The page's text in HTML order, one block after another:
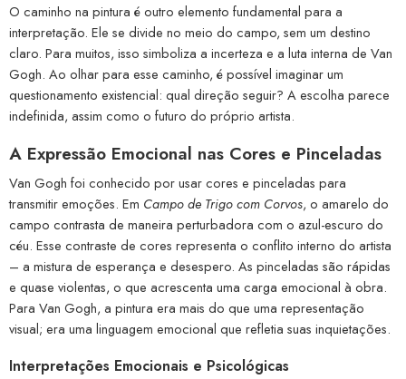
O caminho na pintura é outro elemento fundamental para a
interpretação. Ele se divide no meio do campo, sem um destino
claro. Para muitos, isso simboliza a incerteza e a luta interna de Van
Gogh. Ao olhar para esse caminho, é possível imaginar um
questionamento existencial: qual direção seguir? A escolha parece
indefinida, assim como o futuro do próprio artista.
A Expressão Emocional nas Cores e Pinceladas
Van Gogh foi conhecido por usar cores e pinceladas para
transmitir emoções. Em Campo de Trigo com Corvos, o amarelo do
campo contrasta de maneira perturbadora com o azul-escuro do
céu. Esse contraste de cores representa o conflito interno do artista
– a mistura de esperança e desespero. As pinceladas são rápidas
e quase violentas, o que acrescenta uma carga emocional à obra.
Para Van Gogh, a pintura era mais do que uma representação
visual; era uma linguagem emocional que refletia suas inquietações.
Interpretações Emocionais e Psicológicas